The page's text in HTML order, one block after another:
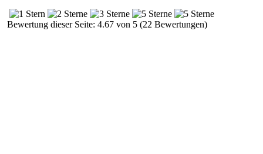
Bewertung dieser Seite: 4.67 von 5 (22 Bewertungen)